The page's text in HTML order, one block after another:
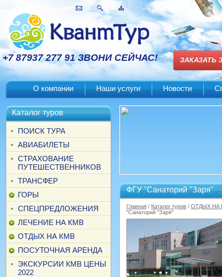
+7 87937 277 91 ЗВОНИ СЕЙЧАС! ЗАКАЗАТЬ
О компании Наши услуги Новости
Каталог туров
ПОИСК ТУРА
АВИАБИЛЕТЫ
СТРАХОВАНИЕ
ПУТЕШЕСТВЕННИКОВ
ТРАНСФЕР
ГОРЫ
СПЕЦПРЕДЛОЖЕНИЯ
ЛЕЧЕНИЕ НА КМВ
ОТДЫХ НА КМВ
ПОСУТОЧНАЯ АРЕНДА
ЭКСКУРСИИ КМВ ЦЕНЫ
2022
ФГУ "Санаторий "Заря"
Главная / Каталог туров / ОТДЫХ НА
"Санаторий "Заря"